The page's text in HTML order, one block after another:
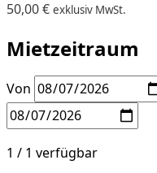
50,00€ exklusiv MwSt.
Mietzeitraum
Von
1 / 1 verfügbar